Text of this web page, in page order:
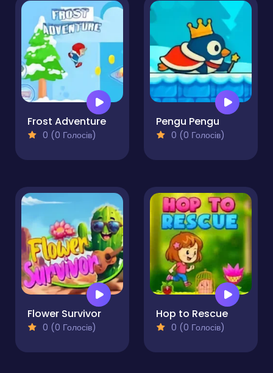
Frost Adventure
0 (0 Голосів)
Pengu Pengu
0 (0 Голосів)
Flower Survivor
0 (0 Голосів)
Hop to Rescue
0 (0 Голосів)